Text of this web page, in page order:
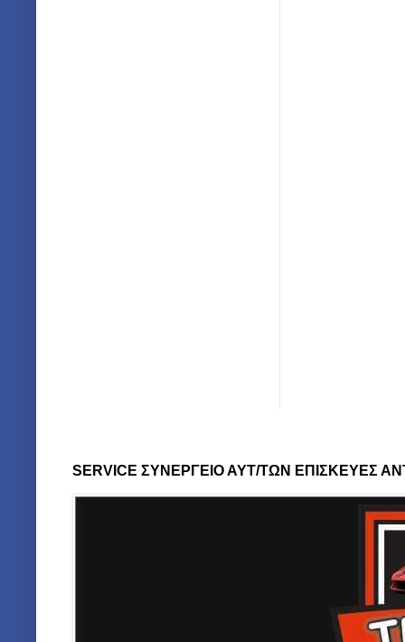
SERVICE ΣΥΝΕΡΓΕΙΟ ΑΥΤ/ΤΩΝ ΕΠΙΣΚΕΥΕΣ